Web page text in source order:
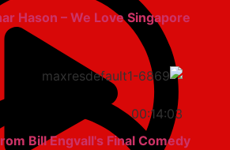
Shahar Hason – We Love Singapore
00:14:03
from Bill Engvall's Final Comedy